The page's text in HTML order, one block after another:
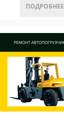
ПОДРОБНЕЕ